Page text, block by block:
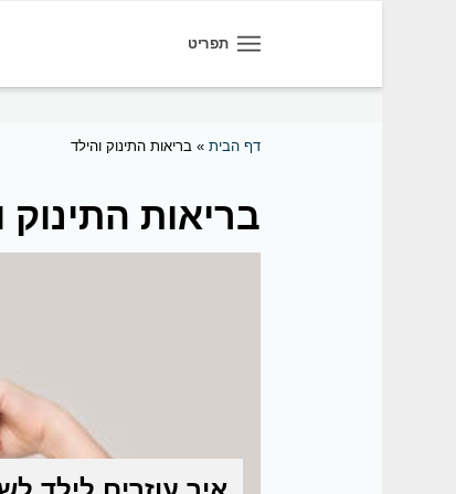
תפריט
דף הבית» בריאות התינוק והילד
בריאות התינוק